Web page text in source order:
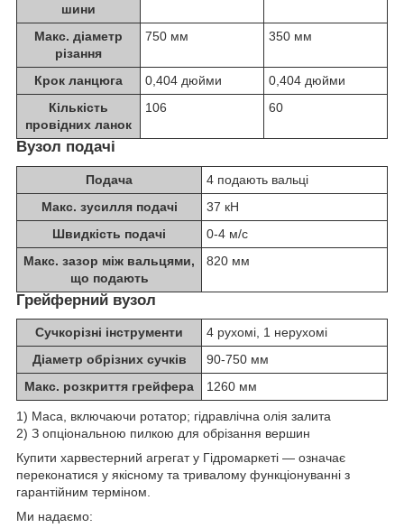
шини
Макс. діаметр
різання
750 мм 350 мм
Крок ланцюга 0,404 дюйми
0,404 дюйми
Кількість
провідних ланок
106 60
Вузол подачі
Подача
4 подають вальці
Макс. зусилля подачі
37 кН
Швидкість подачі
0-4 м/с
Макс. зазор між вальцями,
що подають
820 мм
Грейферний вузол
Сучкорізні інструменти
4 рухомі, 1 нерухомі
Діаметр обрізних сучків
90-750 мм
Макс. розкриття грейфера
1260 мм
1) Маса, включаючи ротатор; гідравлічна олія залита
2) З опціональною пилкою для обрізання вершин
Купити харвестерний агрегат у Гідромаркеті — означає
переконатися у якісному та тривалому функціонуванні з
гарантійним терміном.
Ми надаємо: